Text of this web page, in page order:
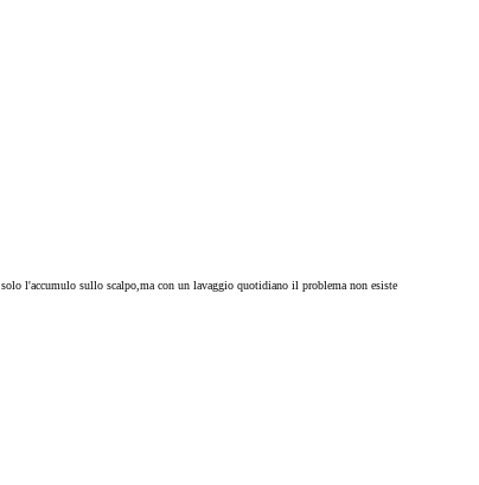
l'accumulo sullo scalpo,ma con un lavaggio quotidiano il problema non esiste